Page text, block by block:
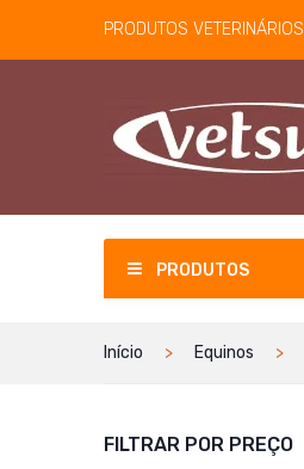
PRODUTOS VETERINÁRIOS
PRODUTOS
Início Equinos
FILTRAR POR PREÇO